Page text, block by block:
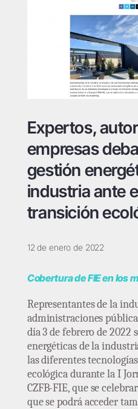
Expertos,
empresas
gestión
industria ante
transición
12 de enero de 2022
Cobertura de FIE en los
Representantes de la
administraciones
día 3 de febrero de 2022
energéticas de la
las diferentes
ecológica durante la I
CZFB-FIE, que se
que se podrá acceder